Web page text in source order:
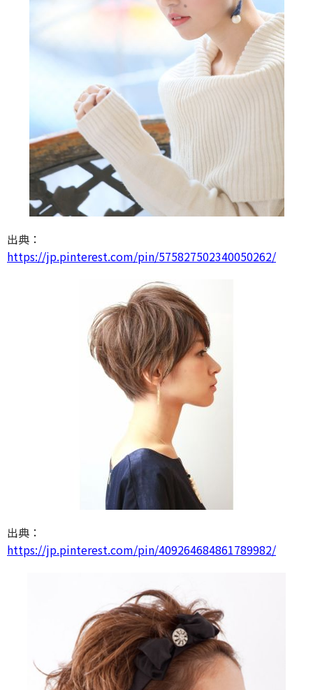
出典：
https://jp.pinterest.com/pin/575827502340050262/
出典：
https://jp.pinterest.com/pin/409264684861789982/